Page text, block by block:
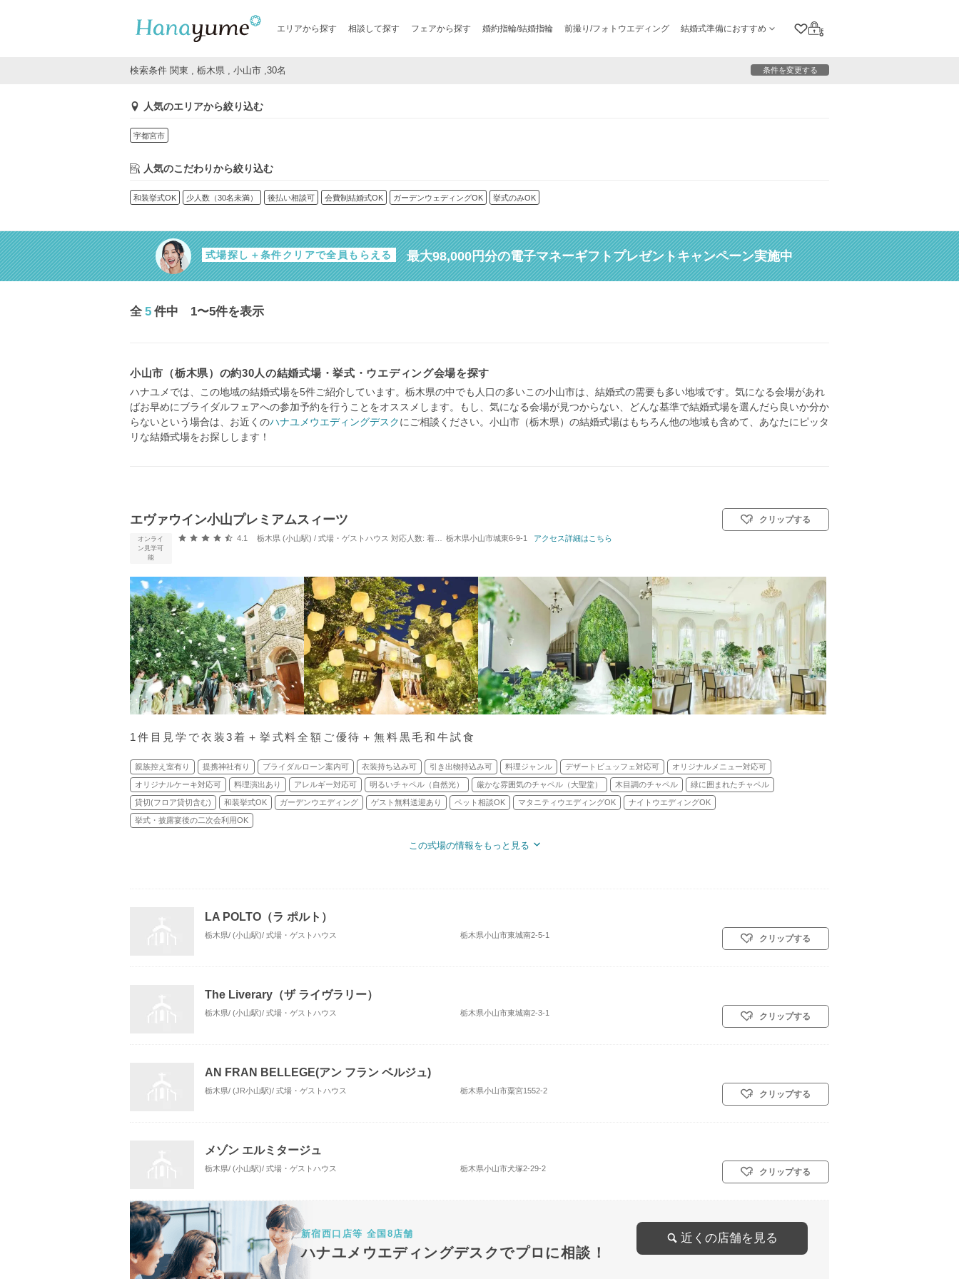
エリアから探す 相談して探す フェアから探す 婚約指輪/結婚指輪 前撮り/フォトウエディング 結婚式準備におすすめ
クリップリスト
ログイン
検索条件 関東 , 栃木県 , 小山市 ,30名 条件を変更する
人気のエリアから絞り込む
宇都宮市
人気のこだわりから絞り込む
和装挙式OK 少人数（30名未満） 後払い相談可 会費制結婚式OK ガーデンウェディングOK 挙式のみOK
式場探し＋条件クリアで全員もらえる 最大98,000円分の電子マネーギフトプレゼントキャンペーン実施中
全 5 件中 1〜5件を表示
小山市（栃木県）の約30人の結婚式場・挙式・ウエディング会場を探す
ハナユメでは、この地域の結婚式場を5件ご紹介しています。栃木県の中でも人口の多いこの小山市は、結婚式の需要も多い地域です。気になる会場があれ
ばお早めにブライダルフェアへの参加予約を行うことをオススメします。もし、気になる会場が見つからない、どんな基準で結婚式場を選んだら良いか分か
らないという場合は、お近くのハナユメウエディングデスクにご相談ください。小山市（栃木県）の結婚式場はもちろん他の地域も含めて、あなたにピッタ
リな結婚式場をお探しします！
エヴァウイン小山プレミアムスィーツ
オンライ
ン見学可
能
口コミ評価
4.1 栃木県 (小山駅) / 式場・ゲストハウス 対応人数: 着席：10名 ～ 150名 挙式スタイル: 教会式(キリスト教式)／神前式／人前式／仏前式／和装人前式
栃木県小山市城東6-9-1 アクセス詳細はこちら
クリップする
1件目見学で衣装3着＋挙式料全額ご優待＋無料黒毛和牛試食
親族控え室有り 提携神社有り ブライダルローン案内可 衣装持ち込み可 引き出物持込み可 料理ジャンル デザートビュッフェ対応可 オリジナルメニュー対応可
オリジナルケーキ対応可 料理演出あり アレルギー対応可 明るいチャペル（自然光） 厳かな雰囲気のチャペル（大聖堂） 木目調のチャペル 緑に囲まれたチャペル
貸切(フロア貸切含む) 和装挙式OK ガーデンウエディング ゲスト無料送迎あり ペット相談OK マタニティウエディングOK ナイトウエディングOK
挙式・披露宴後の二次会利用OK
この式場の情報をもっと見る
LA POLTO（ラ ポルト）
栃木県/ (小山駅)/ 式場・ゲストハウス 栃木県小山市東城南2-5-1 クリップする
The Liverary（ザ ライヴラリー）
栃木県/ (小山駅)/ 式場・ゲストハウス 栃木県小山市東城南2-3-1 クリップする
AN FRAN BELLEGE(アン フラン ベルジュ)
栃木県/ (JR小山駅)/ 式場・ゲストハウス 栃木県小山市粟宮1552-2 クリップする
メゾン エルミタージュ
栃木県/ (小山駅)/ 式場・ゲストハウス 栃木県小山市犬塚2-29-2 クリップする
新宿西口店等 全国8店舗
ハナユメウエディングデスクでプロに相談！
近くの店舗を見る